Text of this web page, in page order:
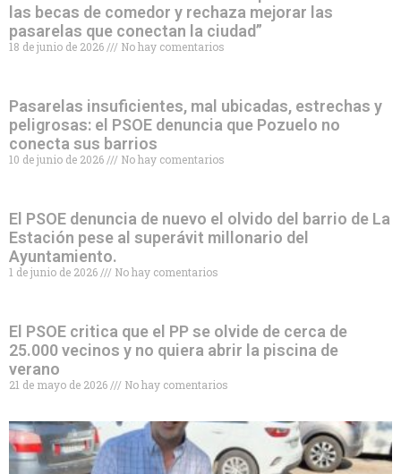
las becas de comedor y rechaza mejorar las
pasarelas que conectan la ciudad”
18 de junio de 2026 No hay comentarios
Pasarelas insuficientes, mal ubicadas, estrechas y
peligrosas: el PSOE denuncia que Pozuelo no
conecta sus barrios
10 de junio de 2026 No hay comentarios
El PSOE denuncia de nuevo el olvido del barrio de La
Estación pese al superávit millonario del
Ayuntamiento.
1 de junio de 2026 No hay comentarios
El PSOE critica que el PP se olvide de cerca de
25.000 vecinos y no quiera abrir la piscina de
verano
21 de mayo de 2026 No hay comentarios